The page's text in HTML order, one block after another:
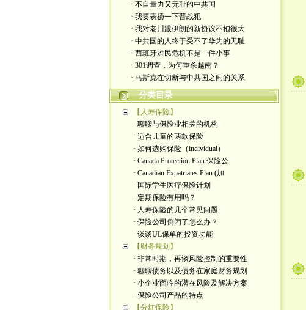
· 不自量力又无耻的中共国
· 我要表扬一下普战犯
· 我对老川跟伊朗的新协议不抱很大
· 中共国的人终于受不了华为的无耻
· 西班牙难民危机不是一件小事
· 301调查，为何重杀越南？
· 马斯克在切断与中共国之间的关系
分类目录
【人寿保险】
· 聊聊与保险业相关的机构
· 适合儿童的两款保险
· 如何选购保险（individual）
· Canada Protection Plan 保险公
· Canadian Expatriates Plan (加
· 国际学生医疗保险计划
· 定期保险有用吗？
· 人寿保险的几个常见问题
· 保险公司倒闭了怎么办？
· 谈谈UL保单的投资功能
【财务规划】
· 非常时期，再谈风险控制的重要性
· 聊聊债务以及债务在家庭财务规划
· 小企业面临的潜在风险及解决方案
· 保险公司产品的特点
【分红保险】